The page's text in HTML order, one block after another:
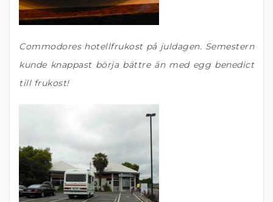
Commodores hotellfrukost på juldagen. Semestern
kunde knappast börja bättre än med egg benedict
till frukost!